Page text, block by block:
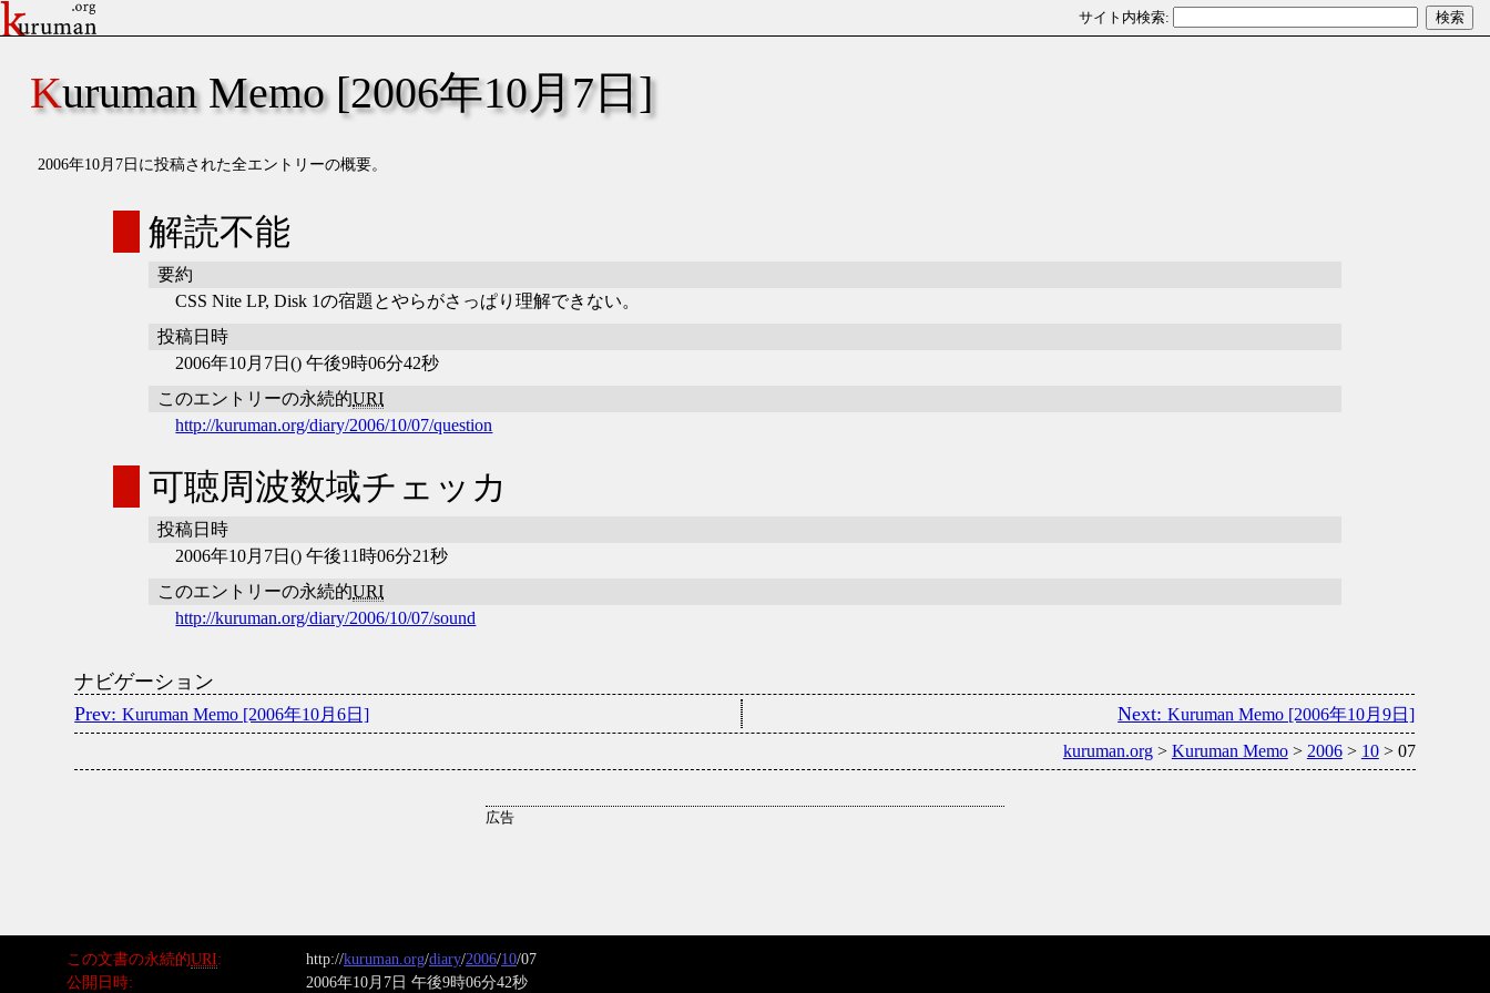
Kuruman Memo [2006年10月7日]
2006年10月7日に投稿された全エントリーの概要。
解読不能
要約
CSS Nite LP, Disk 1の宿題とやらがさっぱり理解できない。
投稿日時
2006年10月7日() 午後9時06分42秒
このエントリーの永続的URI
http://kuruman.org/diary/2006/10/07/question
可聴周波数域チェッカ
投稿日時
2006年10月7日() 午後11時06分21秒
このエントリーの永続的URI
http://kuruman.org/diary/2006/10/07/sound
ナビゲーション
Kuruman Memo [2006年10月6日]
Kuruman Memo [2006年10月9日]
kuruman.org> Kuruman Memo> 2006> 10> 07
この文書の永続的URI http://kuruman.org/diary/2006/10/07
公開日時
2006年10月7日 午後9時06分42秒